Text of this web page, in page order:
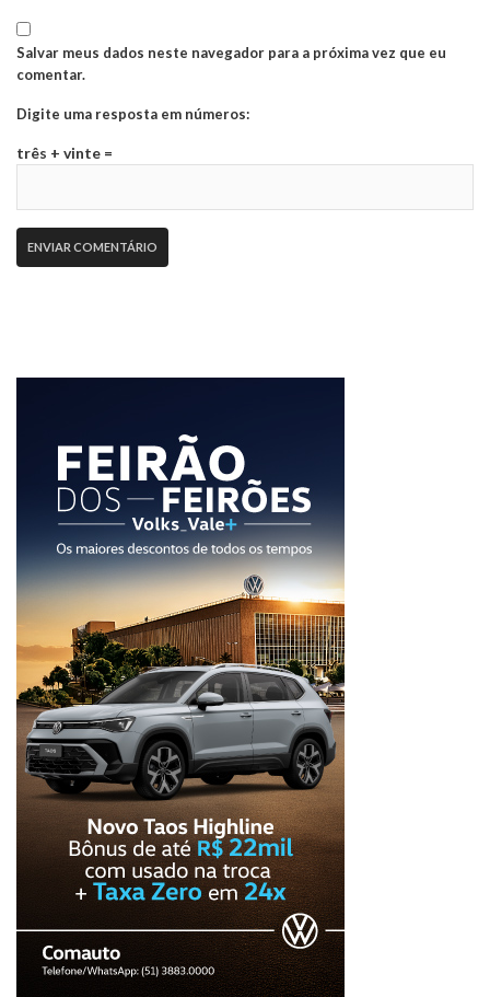
Salvar meus dados neste navegador para a próxima vez que eu
comentar.
Digite uma resposta em números:
três + vinte =